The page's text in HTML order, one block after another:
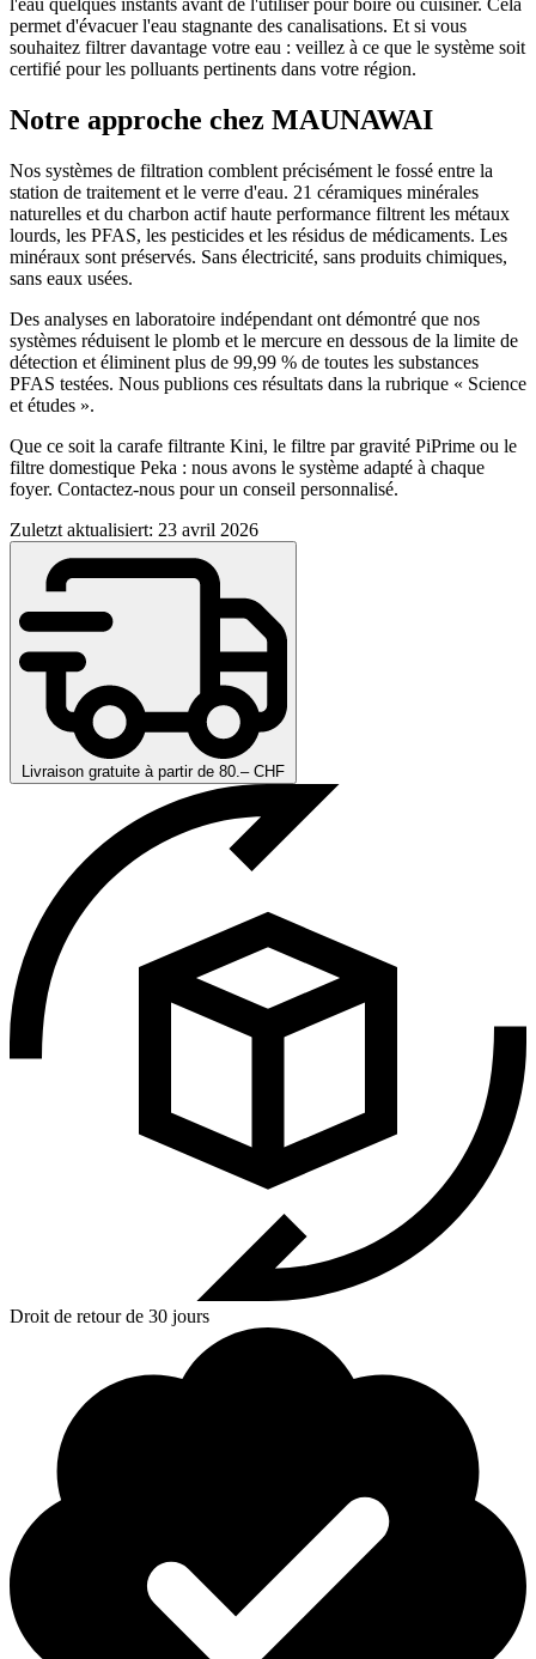
permet d'évacuer l'eau stagnante des canalisations. Et si vous
souhaitez filtrer davantage votre eau : veillez à ce que le système soit
certifié pour les polluants pertinents dans votre région.
Notre approche chez MAUNAWAI
Nos systèmes de filtration comblent précisément le fossé entre la
station de traitement et le verre d'eau. 21 céramiques minérales
naturelles et du charbon actif haute performance filtrent les métaux
lourds, les PFAS, les pesticides et les résidus de médicaments. Les
minéraux sont préservés. Sans électricité, sans produits chimiques,
sans eaux usées.
Des analyses en laboratoire indépendant ont démontré que nos
systèmes réduisent le plomb et le mercure en dessous de la limite de
détection et éliminent plus de 99,99 % de toutes les substances
PFAS testées. Nous publions ces résultats dans la rubrique « Science
et études ».
Que ce soit la carafe filtrante Kini, le filtre par gravité PiPrime ou le
filtre domestique Peka : nous avons le système adapté à chaque
foyer. Contactez-nous pour un conseil personnalisé.
Zuletzt aktualisiert: 23 avril 2026
Livraison gratuite à partir de 80.– CHF
Droit de retour de 30 jours